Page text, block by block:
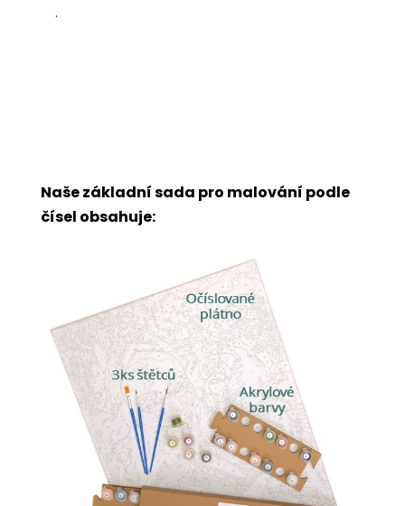
.
Naše základní sada pro malování podle
čísel obsahuje: